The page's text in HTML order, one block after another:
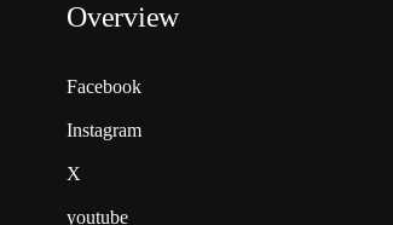
Overview
Facebook
Instagram
X
youtube